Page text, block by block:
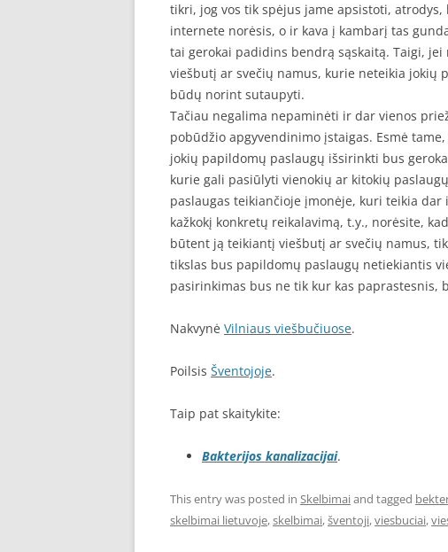
tikri, jog vos tik spėjus jame apsistoti,
internete norėsis, o ir kava į kambarį tas
tai gerokai padidins bendrą sąskaitą. Taigi,
viešbutį ar svečių namus, kurie neteikia jokių
būdų norint sutaupyti.
Tačiau negalima nepaminėti ir dar vienos
pobūdžio apgyvendinimo įstaigas. Esmė
jokių papildomų paslaugų išsirinkti bus
kurie gali pasiūlyti vienokių ar kitokių
paslaugas teikiančioje įmonėje, kuri teikia
kažkokį konkretų reikalavimą, t.y., norėsite,
būtent ją teikiantį viešbutį ar svečių namus,
tikslas bus papildomų paslaugų netiekiantis
pasirinkimas bus ne tik kur kas paprastesnis,
Nakvynė Vilniaus viešbučiuose.
Poilsis Šventojoje.
Taip pat skaitykite:
Bakterijos kanalizacijai.
This entry was posted in Skelbimaiand tagged
skelbimai lietuvoje,skelbimai,šventoji,viesbuciai,